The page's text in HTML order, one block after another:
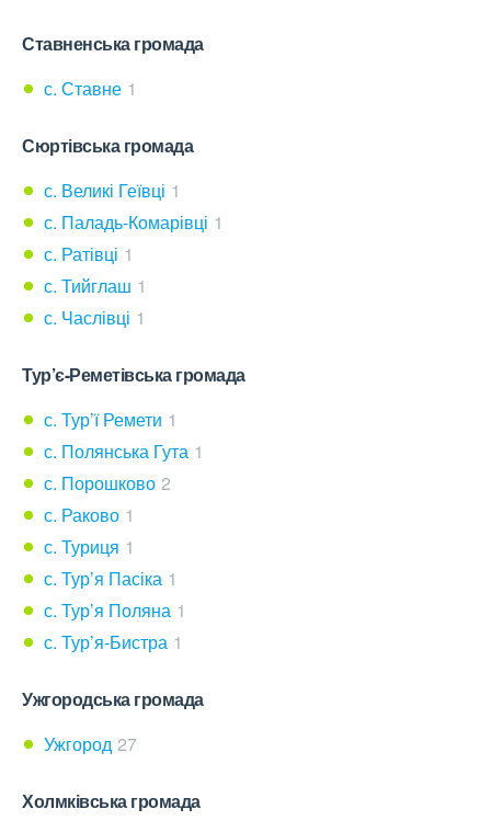
Ставненська громада
с. Ставне 1
Сюртівська громада
с. Великі Геївці 1
с. Паладь-Комарівці 1
с. Ратівці 1
с. Тийглаш 1
с. Часлівці 1
Тур’є-Реметівська громада
с. Тур’ї Ремети 1
с. Полянська Гута 1
с. Порошково 2
с. Раково 1
с. Туриця 1
с. Тур’я Пасіка 1
с. Тур’я Поляна 1
с. Тур’я-Бистра 1
Ужгородська громада
Ужгород 27
Холмківська громада